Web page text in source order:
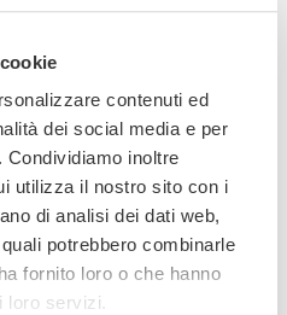
contenuti ed
dei social media e per
inoltre
utilizza il nostro sito con i
di analisi dei dati web,
potrebbero combinarle
fornito loro o che hanno
servizi.
secondo una formula
proteine animali e
Contengono L-
giornaliero ideale
taglie. Senza zuccheri
artificiali.